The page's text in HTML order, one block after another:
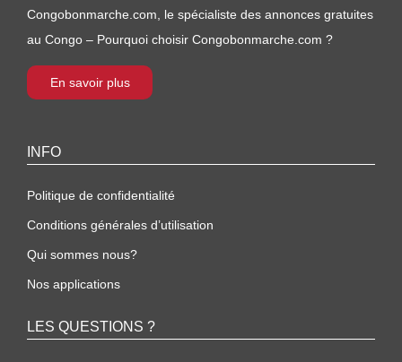
Congobonmarche.com, le spécialiste des annonces gratuites
au Congo – Pourquoi choisir Congobonmarche.com ?
En savoir plus
INFO
Politique de confidentialité
Conditions générales d’utilisation
Qui sommes nous?
Nos applications
LES QUESTIONS ?